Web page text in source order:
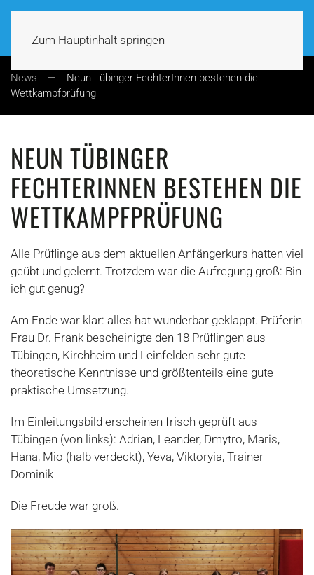
Zum Hauptinhalt springen
News
Neun Tübinger FechterInnen bestehen die
Wettkampfprüfung
NEUN TÜBINGER
FECHTERINNEN BESTEHEN DIE
WETTKAMPFPRÜFUNG
Alle Prüflinge aus dem aktuellen Anfängerkurs hatten viel
geübt und gelernt. Trotzdem war die Aufregung groß: Bin
ich gut genug?
Am Ende war klar: alles hat wunderbar geklappt. Prüferin
Frau Dr. Frank bescheinigte den 18 Prüflingen aus
Tübingen, Kirchheim und Leinfelden sehr gute
theoretische Kenntnisse und größtenteils eine gute
praktische Umsetzung.
Im Einleitungsbild erscheinen frisch geprüft aus
Tübingen (von links): Adrian, Leander, Dmytro, Maris,
Hana, Mio (halb verdeckt), Yeva, Viktoryia, Trainer
Dominik
Die Freude war groß.